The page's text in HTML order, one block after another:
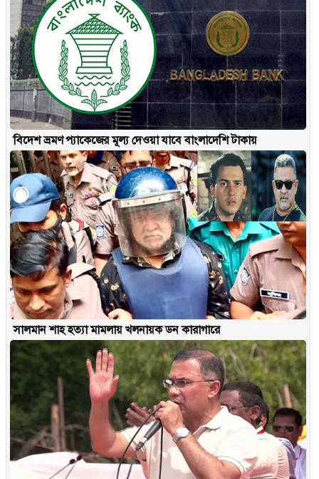
বিদেশ ভ্রমণ প্যাকেজের মূল্য দেওয়া যাবে বাংলাদেশি টাকায়
সালমান শাহ হত্যা মামলায় খলনায়ক ডন কারাগারে